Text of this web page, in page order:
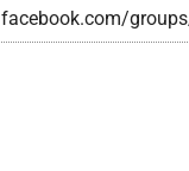
facebook.com/